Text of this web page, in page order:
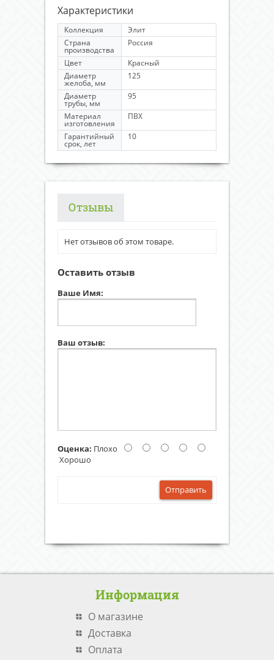
Характеристики
Коллекция
Элит
Страна
производства
Россия
Цвет
Красный
Диаметр
желоба, мм
125
Диаметр
трубы, мм
95
Материал
изготовления
ПВХ
Гарантийный
срок, лет
10
Отзывы
Нет отзывов об этом товаре.
Оставить отзыв
Ваше Имя:
Ваш отзыв:
Оценка: Плохо
Хорошо
Отправить
Информация
О магазине
Доставка
Оплата